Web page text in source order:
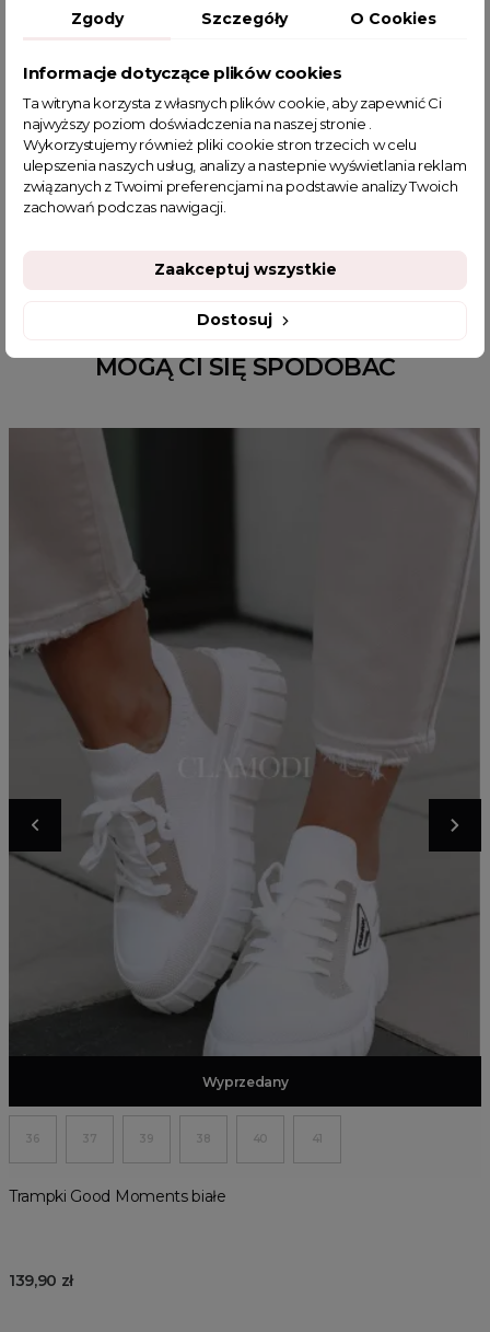
bomberka z eko-skóry
szara bomberka
kurtka damska jesień
kurtka damska wiosna
kurtka ekoskóra damska
kurtki na wiosnę
moda kurtki damskie
modne kurtki damskie
okrycie wierzchnie damskie
włoskie kurtki skórzane damskie
MOGĄ CI SIĘ SPODOBAĆ
Dodaj do koszyka
Wyprzedany
36 37 39 38 40 41
Trampki Good Moments białe
139,90 zł
Zgody Szczegóły O Cookies
Informacje dotyczące plików cookies
Ta witryna korzysta z własnych plików cookie, aby zapewnić Ci
najwyższy poziom doświadczenia na naszej stronie .
Wykorzystujemy również pliki cookie stron trzecich w celu
ulepszenia naszych usług, analizy a nastepnie wyświetlania reklam
związanych z Twoimi preferencjami na podstawie analizy Twoich
zachowań podczas nawigacji.
Dostosuj
Zaakceptuj wszystkie